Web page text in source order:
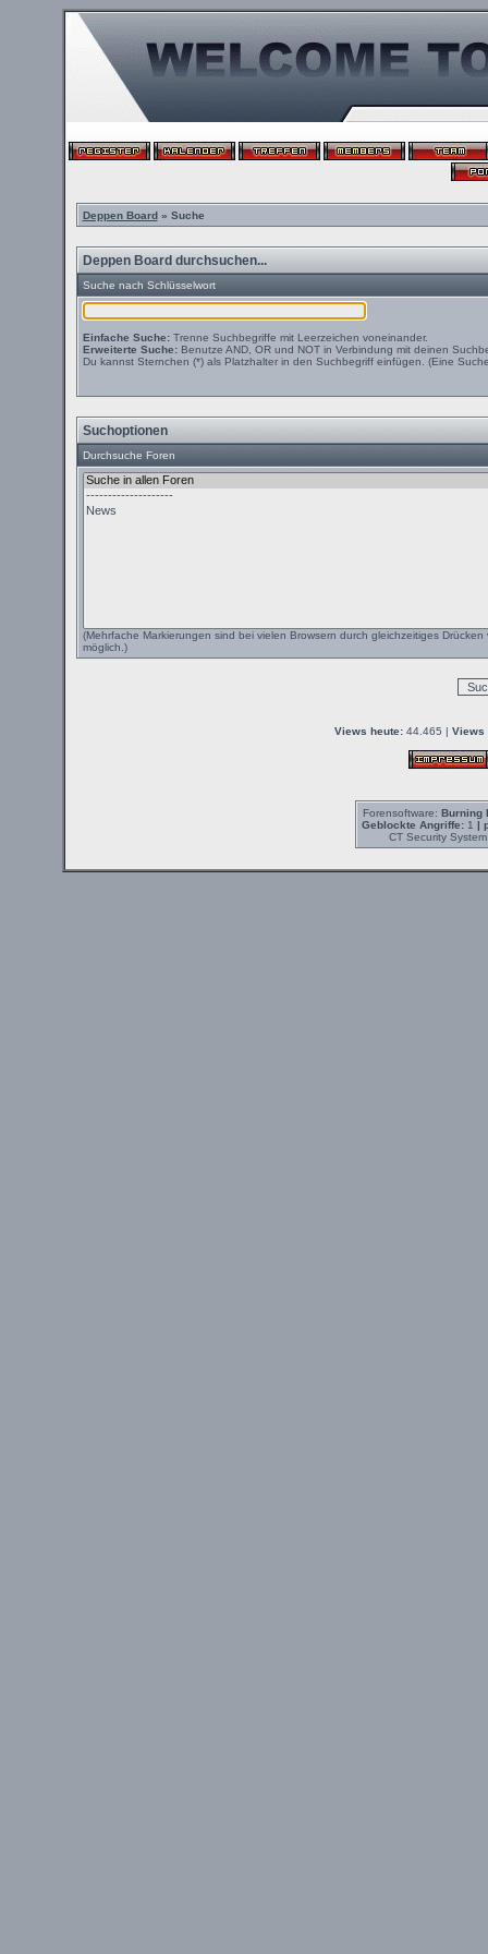
Deppen Board» Suche
Deppen Board durchsuchen...
Suche nach Schlüsselwort
Einfache Suche:Trenne Suchbegriffe mit Leerzeichen voneinander.
Erweiterte Suche:Benutze AND, OR und NOT in Verbindung mit deinen
Du kannst Sternchen (*) als Platzhalter in den Suchbegriff einfügen. (Eine
Suchoptionen
Durchsuche Foren
(Mehrfache Markierungen sind bei vielen Browsern durch gleichzeitiges Drücken
möglich.)
Views heute: 44.465 | Views
Forensoftware: Burning
Geblockte Angriffe:1 |
CT Security